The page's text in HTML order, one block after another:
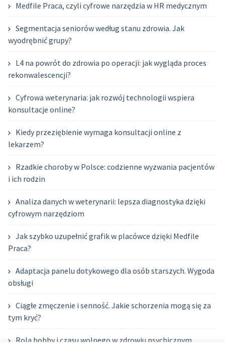
Medfile Praca, czyli cyfrowe narzędzia w HR medycznym
Segmentacja seniorów według stanu zdrowia. Jak
wyodrębnić grupy?
L4 na powrót do zdrowia po operacji: jak wygląda proces
rekonwalescencji?
Cyfrowa weterynaria: jak rozwój technologii wspiera
konsultacje online?
Kiedy przeziębienie wymaga konsultacji online z
lekarzem?
Rzadkie choroby w Polsce: codzienne wyzwania pacjentów
i ich rodzin
Analiza danych w weterynarii: lepsza diagnostyka dzięki
cyfrowym narzędziom
Jak szybko uzupełnić grafik w placówce dzięki Medfile
Praca?
Adaptacja panelu dotykowego dla osób starszych. Wygoda
obsługi
Ciągłe zmęczenie i senność. Jakie schorzenia mogą się za
tym kryć?
Rola hobby i czasu wolnego w zdrowiu psychicznym